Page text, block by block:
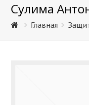
Сулима
Главная